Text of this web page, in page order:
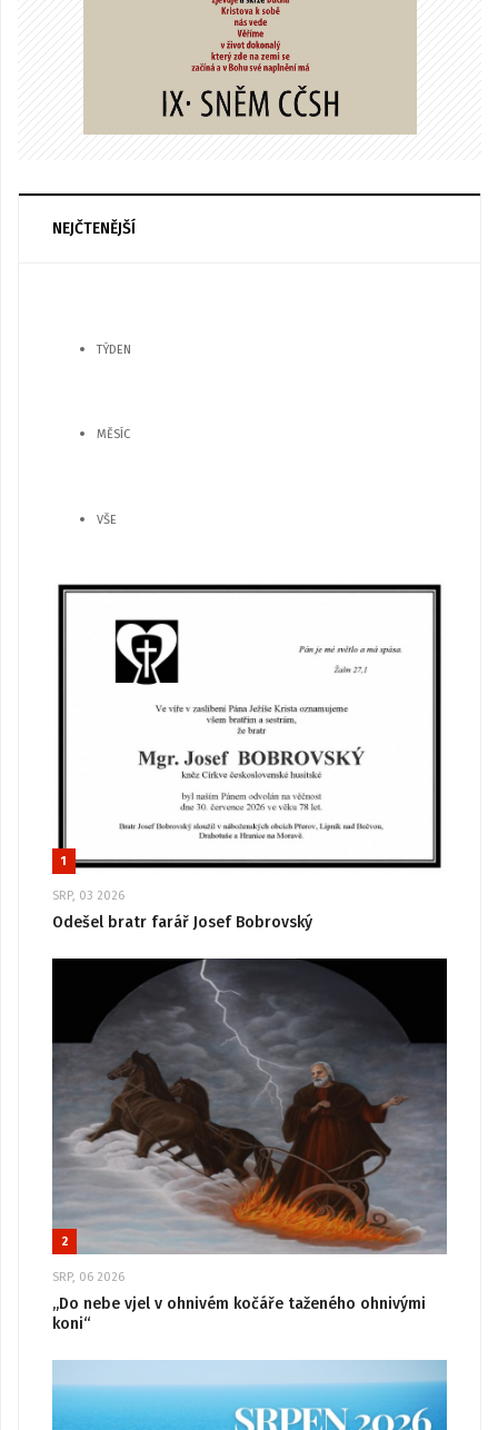
NEJČTENĚJŠÍ
TÝDEN
MĚSÍC
VŠE
1
SRP, 03 2026
Odešel bratr farář Josef Bobrovský
2
SRP, 06 2026
„Do nebe vjel v ohnivém kočáře taženého ohnivými
koni“